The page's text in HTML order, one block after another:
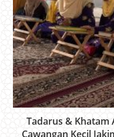
Tadarus & Khatam
Cawangan Kecil